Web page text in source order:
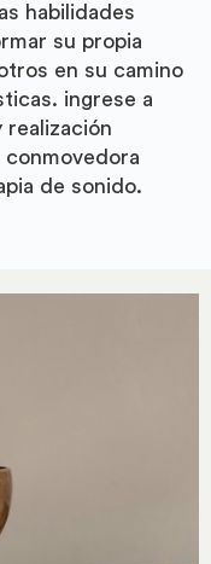
habilidades
su propia
en su camino
ingrese a
realización
conmovedora
de sonido.